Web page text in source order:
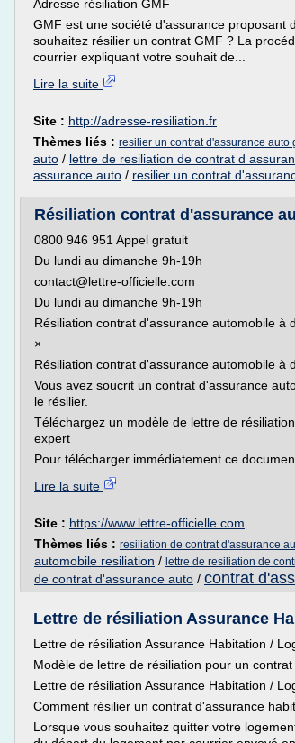
Adresse résiliation GMF
GMF est une société d'assurance proposant
souhaitez résilier un contrat GMF ? La
courrier expliquant votre souhait de...
Lire la suite
Site : http://adresse-resiliation.fr
Thèmes liés : resilier un contrat d'assurance auto
auto / lettre de resiliation de contrat d
assurance auto / resilier un contrat
Résiliation contrat d'assurance
0800 946 951 Appel gratuit
Du lundi au dimanche 9h-19h
contact@lettre-officielle.com
Du lundi au dimanche 9h-19h
Résiliation contrat d'assurance automobile à
×
Résiliation contrat d'assurance automobile à
Vous avez soucrit un contrat d'assurance
le résilier.
Téléchargez un modèle de lettre de
expert
Pour télécharger immédiatement ce
Lire la suite
Site : https://www.lettre-officielle.com
Thèmes liés : resiliation de contrat d'assurance
automobile resiliation / lettre de resiliation de
de contrat d'assurance auto / contrat
Lettre de résiliation Assurance
Lettre de résiliation Assurance Habitation /
Modèle de lettre de résiliation pour un
Lettre de résiliation Assurance Habitation /
Comment résilier un contrat d'assurance
Lorsque vous souhaitez quitter votre